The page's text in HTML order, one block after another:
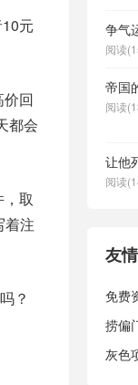
元
回
都会
取
着注
？
争气
阅读
帝国
阅读
让他
阅读
友
免费
捞偏
灰色